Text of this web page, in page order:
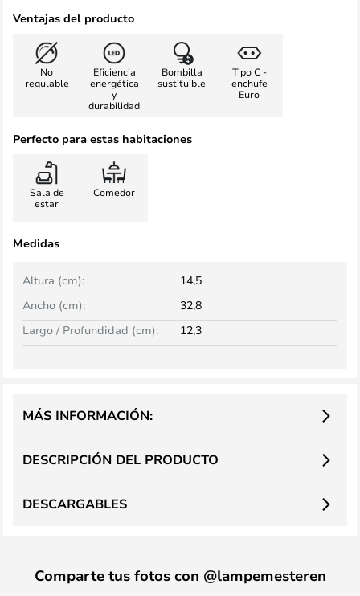
Ventajas del producto
No
regulable
Eficiencia
energética
y
durabilidad
Bombilla
sustituible
Tipo C -
enchufe
Euro
Perfecto para estas habitaciones
Sala de
estar
Comedor
Medidas
Ancho (cm): 32,8
Altura (cm): 14,5
Largo / Profundidad (cm): 12,3
DESCRIPCIÓN DEL PRODUCTO
MÁS INFORMACIÓN:
DESCARGABLES
Comparte tus fotos con @lampemesteren